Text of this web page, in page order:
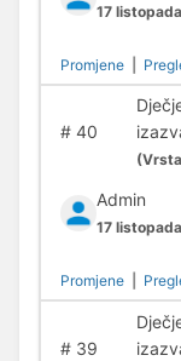
17
Promjene
#40
(
Admin
17
Promjene
#39